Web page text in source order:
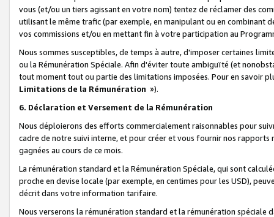
vous (et/ou un tiers agissant en votre nom) tentez de réclamer des
utilisant le même trafic (par exemple, en manipulant ou en combinant
vos commissions et/ou en mettant fin à votre participation au
Nous sommes susceptibles, de temps à autre, d'imposer certaines
ou la Rémunération Spéciale. Afin d'éviter toute ambiguïté (et
tout moment tout ou partie des limitations imposées. Pour en savoir
Limitations de la Rémunération »).
6. Déclaration et Versement de la Rémunération
Nous déploierons des efforts commercialement raisonnables pour
cadre de notre suivi interne, et pour créer et vous fournir nos
gagnées au cours de ce mois.
La rémunération standard et la Rémunération Spéciale, qui sont
proche en devise locale (par exemple, en centimes pour les USD),
décrit dans votre information tarifaire.
Nous verserons la rémunération standard et la rémunération spéciale